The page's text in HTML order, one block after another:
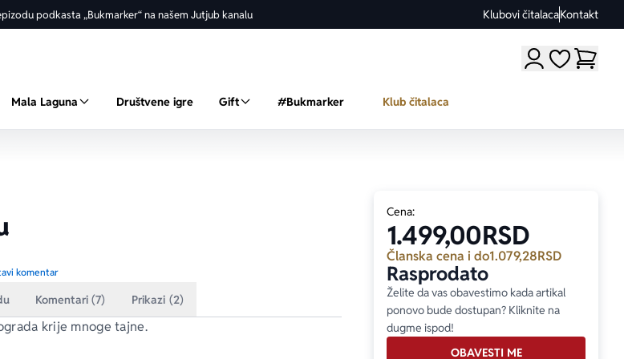
podkasta „Bukmarker“ na našem Jutjub kanalu Klubovi čitalacaKontakt
Moji omiljeni
Mala Laguna Društvene igre Gift #Bukmarker Klub čitalaca
od 5
komentar
Komentari (7) Prikazi (2)
krije mnoge tajne.
Cena:
1.499,00RSD
Članska cena i do1.079,28RSD
Rasprodato
Želite da vas obavestimo kada artikal
ponovo bude dostupan? Kliknite na
dugme ispod!
OBAVESTI ME